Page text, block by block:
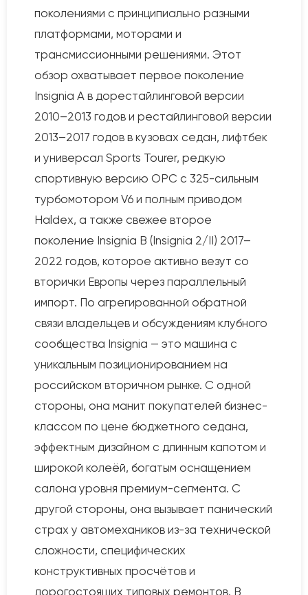
поколениями с принципиально разными
платформами, моторами и
трансмиссионными решениями. Этот
обзор охватывает первое поколение
Insignia A в дорестайлинговой версии
2010–2013 годов и рестайлинговой версии
2013–2017 годов в кузовах седан, лифтбек
и универсал Sports Tourer, редкую
спортивную версию OPC с 325-сильным
турбомотором V6 и полным приводом
Haldex, а также свежее второе
поколение Insignia B (Insignia 2/II) 2017–
2022 годов, которое активно везут со
вторички Европы через параллельный
импорт. По агрегированной обратной
связи владельцев и обсуждениям клубного
сообщества Insignia — это машина с
уникальным позиционированием на
российском вторичном рынке. С одной
стороны, она манит покупателей бизнес-
классом по цене бюджетного седана,
эффектным дизайном с длинным капотом и
широкой колеёй, богатым оснащением
салона уровня премиум-сегмента. С
другой стороны, она вызывает панический
страх у автомехаников из-за технической
сложности, специфических
конструктивных просчётов и
дорогостоящих типовых ремонтов. В